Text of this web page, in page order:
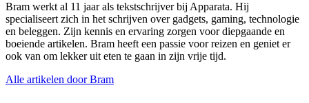
Bram werkt al 11 jaar als tekstschrijver bij Apparata. Hij
specialiseert zich in het schrijven over gadgets, gaming, technologie
en beleggen. Zijn kennis en ervaring zorgen voor diepgaande en
boeiende artikelen. Bram heeft een passie voor reizen en geniet er
ook van om lekker uit eten te gaan in zijn vrije tijd.
Alle artikelen door Bram